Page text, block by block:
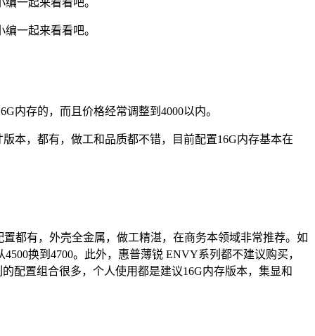
一起来看看吧。
内存的，而且价格经常调整到4000以内。
本，都有，做工和品质都不错，目前配置16G内存基本在
都有，外壳全金属，做工精湛，在商务本领域非常推荐。如
换到4700。此外，惠普薄锐 ENVY系列都不建议购买，
配置组合很多，个人使用都是建议16G内存版本，集显和